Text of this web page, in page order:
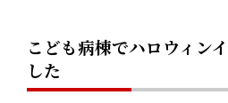
こども病棟でハロウィン
した